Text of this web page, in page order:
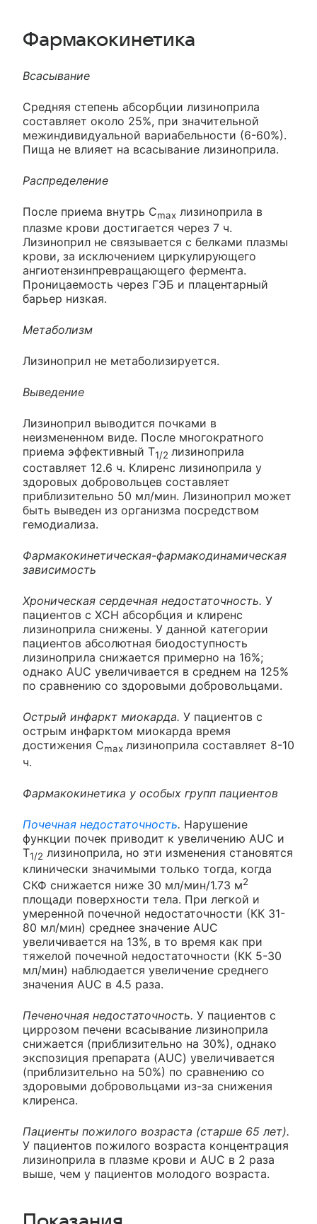
Фармакокинетика
Всасывание
Средняя степень абсорбции лизиноприла
составляет около 25%, при значительной
межиндивидуальной вариабельности (6-60%).
Пища не влияет на всасывание лизиноприла.
Распределение
После приема внутрь Сmax лизиноприла в
плазме крови достигается через 7 ч.
Лизиноприл не связывается с белками плазмы
крови, за исключением циркулирующего
ангиотензинпревращающего фермента.
Проницаемость через ГЭБ и плацентарный
барьер низкая.
Метаболизм
Лизиноприл не метаболизируется.
Выведение
Лизиноприл выводится почками в
неизмененном виде. После многократного
приема эффективный Т1/2 лизиноприла
составляет 12.6 ч. Клиренс лизиноприла у
здоровых добровольцев составляет
приблизительно 50 мл/мин. Лизиноприл может
быть выведен из организма посредством
гемодиализа.
Фармакокинетическая-фармакодинамическая
зависимость
Хроническая сердечная недостаточность. У
пациентов с ХСН абсорбция и клиренс
лизиноприла снижены. У данной категории
пациентов абсолютная биодоступность
лизиноприла снижается примерно на 16%;
однако AUC увеличивается в среднем на 125%
по сравнению со здоровыми добровольцами.
Острый инфаркт миокарда. У пациентов с
острым инфарктом миокарда время
достижения Сmax лизиноприла составляет 8-10
ч.
Фармакокинетика у особых групп пациентов
Почечная недостаточность. Нарушение
функции почек приводит к увеличению AUC и
Т1/2 лизиноприла, но эти изменения становятся
клинически значимыми только тогда, когда
СКФ снижается ниже 30 мл/мин/1.73 м2
площади поверхности тела. При легкой и
умеренной почечной недостаточности (КК 31-
80 мл/мин) среднее значение AUC
увеличивается на 13%, в то время как при
тяжелой почечной недостаточности (КК 5-30
мл/мин) наблюдается увеличение среднего
значения AUC в 4.5 раза.
Печеночная недостаточность. У пациентов с
циррозом печени всасывание лизиноприла
снижается (приблизительно на 30%), однако
экспозиция препарата (AUC) увеличивается
(приблизительно на 50%) по сравнению со
здоровыми добровольцами из-за снижения
клиренса.
Пациенты пожилого возраста (старше 65 лет).
У пациентов пожилого возраста концентрация
лизиноприла в плазме крови и AUC в 2 раза
выше, чем у пациентов молодого возраста.